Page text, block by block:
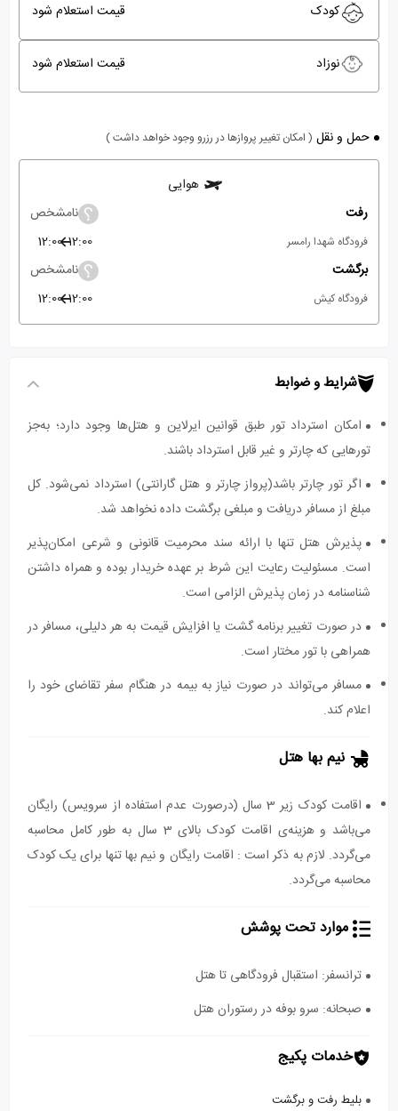
کودک قیمت استعلام شود
نوزاد قیمت استعلام شود
حمل و نقل ( امکان تغییر پروازها در رزرو وجود خواهد داشت )
هوایی
رفت
نامشخص
فرودگاه شهدا رامسر 12:00
12:00
برگشت
نامشخص
فرودگاه کیش 12:00
12:00
شرایط و ضوابط
امکان استرداد تور طبق قوانین ایرلاین و هتل‌ها وجود دارد؛ به‌جز
تورهایی که چارتر و غیر قابل استرداد باشند.
اگر تور چارتر باشد(پرواز چارتر و هتل گارانتی) استرداد نمی‌شود. کل
مبلغ از مسافر دریافت و مبلغی برگشت داده نخواهد شد.
پذیرش هتل تنها با ارائه سند محرمیت قانونی و شرعی امکان‌پذیر
است. مسئولیت رعایت این شرط بر عهده خریدار بوده و همراه داشتن
شناسنامه در زمان پذیرش الزامی است.
در صورت تغییر برنامه گشت یا افزایش قیمت به هر دلیلی، مسافر در
همراهی با تور مختار است.
مسافر می‌تواند در صورت نیاز به بیمه در هنگام سفر تقاضای خود را
اعلام کند.
نیم بها هتل
اقامت کودک زیر 3 سال (درصورت عدم استفاده از سرویس) رایگان
می‌باشد و هزینه‌ی اقامت کودک بالای 3 سال به طور کامل محاسبه
می‌گردد. لازم به ذکر است : اقامت رایگان و نیم بها تنها برای یک کودک
محاسبه می‌گردد.
موارد تحت پوشش
ترانسفر: استقبال فرودگاهی تا هتل
صبحانه: سرو بوفه در رستوران هتل
خدمات پکیج
بلیط رفت و برگشت